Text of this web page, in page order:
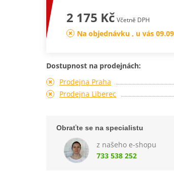
2 175 Kč Včetně DPH
Na objednávku , u vás
Dostupnost na prodejnách:
Prodejna Praha
Prodejna Liberec
Obraťte se na specialistu
z našeho e-shopu
733 538 252